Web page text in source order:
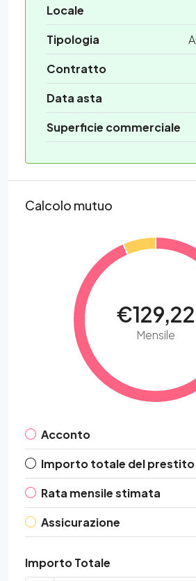
Locale
Tipologia
Contratto
Data asta
Superficie commerciale
Calcolo mutuo
€129,22
Mensile
Acconto
Importo totale del prestito
Rata mensile stimata
Assicurazione
Importo Totale